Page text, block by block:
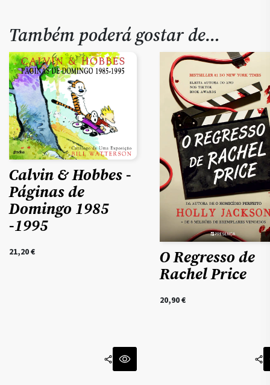
Também poderá gostar de…
Calvin & Hobbes -
Páginas de
Domingo 1985
-1995
21,20€ O Regresso de
Rachel Price
20,90€